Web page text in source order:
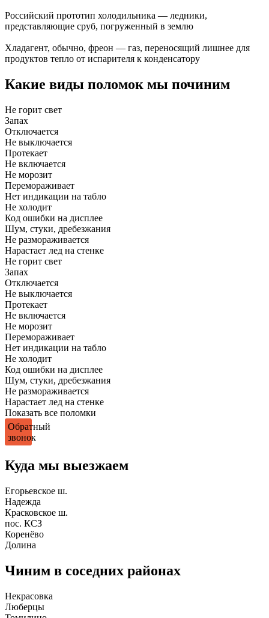
Российский прототип холодильника — ледники,
представляющие сруб, погруженный в землю
Хладагент, обычно, фреон — газ, переносящий лишнее для
продуктов тепло от испарителя к конденсатору
Какие виды поломок мы починим
Не горит свет
Запах
Отключается
Не выключается
Протекает
Не включается
Не морозит
Перемораживает
Нет индикации на табло
Не холодит
Код ошибки на дисплее
Шум, стуки, дребезжания
Не размораживается
Нарастает лед на стенке
Не горит свет
Запах
Отключается
Не выключается
Протекает
Не включается
Не морозит
Перемораживает
Нет индикации на табло
Не холодит
Код ошибки на дисплее
Шум, стуки, дребезжания
Не размораживается
Нарастает лед на стенке
Показать все поломки
Обратный
звонок
Куда мы выезжаем
Егорьевское ш.
Надежда
Красковское ш.
пос. КСЗ
Коренёво
Долина
Чиним в соседних районах
Некрасовка
Люберцы